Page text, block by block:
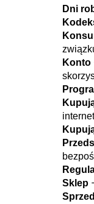
Dni
Konto
Sklep